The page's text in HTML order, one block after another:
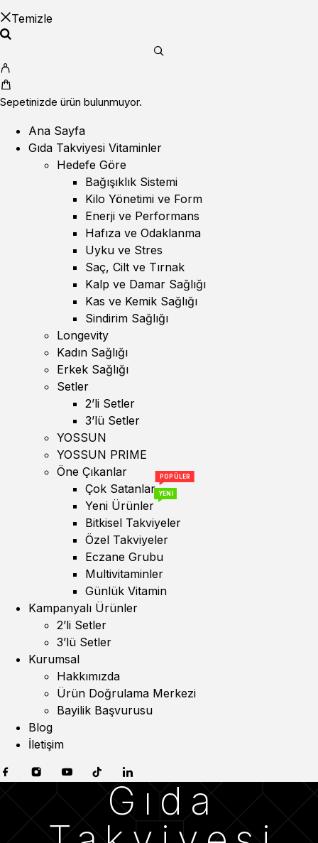
Temizle
Sepetinizde ürün bulunmuyor.
Ana Sayfa
Gıda Takviyesi Vitaminler
Hedefe Göre
Bağışıklık Sistemi
Kilo Yönetimi ve Form
Enerji ve Performans
Hafıza ve Odaklanma
Uyku ve Stres
Saç, Cilt ve Tırnak
Kalp ve Damar Sağlığı
Kas ve Kemik Sağlığı
Sindirim Sağlığı
Longevity
Kadın Sağlığı
Erkek Sağlığı
Setler
2’li Setler
3’lü Setler
YOSSUN
YOSSUN PRIME
Öne Çıkanlar
Çok Satanlar
POPÜLER
Yeni Ürünler
YENİ
Bitkisel Takviyeler
Özel Takviyeler
Eczane Grubu
Multivitaminler
Günlük Vitamin
Kampanyalı Ürünler
2’li Setler
3’lü Setler
Kurumsal
Hakkımızda
Ürün Doğrulama Merkezi
Bayilik Başvurusu
Blog
İletişim
Gıda